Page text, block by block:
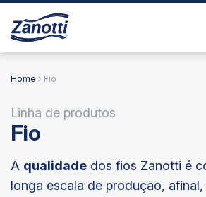
Home › Fio
Linha de produtos
Fio
A qualidade dos fios Zanotti é
longa escala de produção,